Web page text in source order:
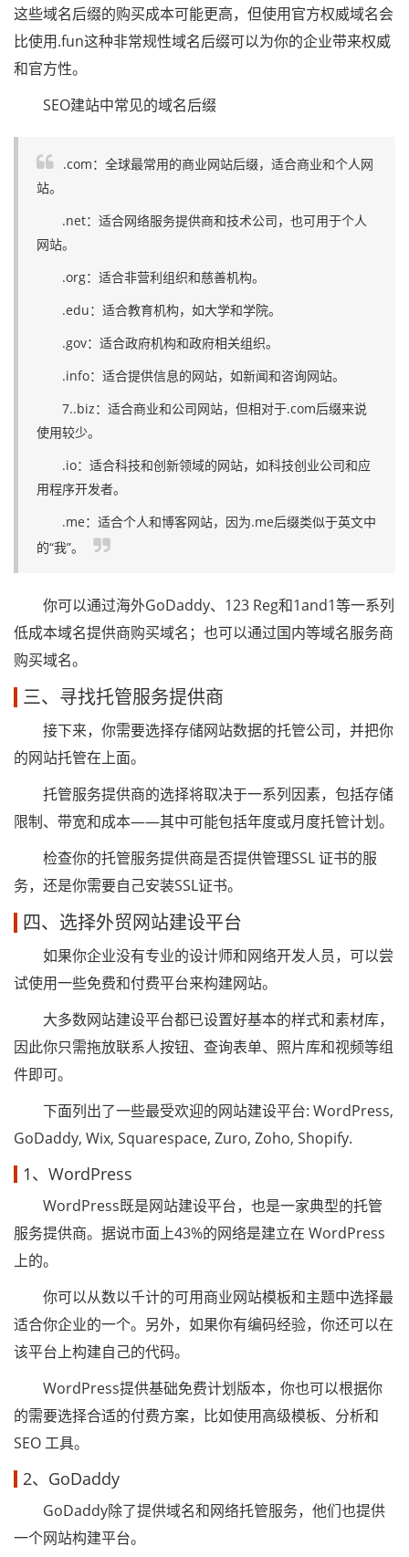
这些域名后缀的购买成本可能更高，但使用官方权威域名会
比使用.fun这种非常规性域名后缀可以为你的企业带来权威
和官方性。
SEO建站中常见的域名后缀
.com：全球最常用的商业网站后缀，适合商业和个人网
站。
.net：适合网络服务提供商和技术公司，也可用于个人
网站。
.org：适合非营利组织和慈善机构。
.edu：适合教育机构，如大学和学院。
.gov：适合政府机构和政府相关组织。
.info：适合提供信息的网站，如新闻和咨询网站。
7..biz：适合商业和公司网站，但相对于.com后缀来说
使用较少。
.io：适合科技和创新领域的网站，如科技创业公司和应
用程序开发者。
.me：适合个人和博客网站，因为.me后缀类似于英文中
的“我”。
你可以通过海外GoDaddy、123 Reg和1and1等一系列
低成本域名提供商购买域名；也可以通过国内等域名服务商
购买域名。
三、寻找托管服务提供商
接下来，你需要选择存储网站数据的托管公司，并把你
的网站托管在上面。
托管服务提供商的选择将取决于一系列因素，包括存储
限制、带宽和成本——其中可能包括年度或月度托管计划。
检查你的托管服务提供商是否提供管理SSL 证书的服
务，还是你需要自己安装SSL证书。
四、选择外贸网站建设平台
如果你企业没有专业的设计师和网络开发人员，可以尝
试使用一些免费和付费平台来构建网站。
大多数网站建设平台都已设置好基本的样式和素材库，
因此你只需拖放联系人按钮、查询表单、照片库和视频等组
件即可。
下面列出了一些最受欢迎的网站建设平台: WordPress,
GoDaddy, Wix, Squarespace, Zuro, Zoho, Shopify.
1、WordPress
WordPress既是网站建设平台，也是一家典型的托管
服务提供商。据说市面上43%的网络是建立在 WordPress
上的。
你可以从数以千计的可用商业网站模板和主题中选择最
适合你企业的一个。另外，如果你有编码经验，你还可以在
该平台上构建自己的代码。
WordPress提供基础免费计划版本，你也可以根据你
的需要选择合适的付费方案，比如使用高级模板、分析和
SEO 工具。
2、GoDaddy
GoDaddy除了提供域名和网络托管服务，他们也提供
一个网站构建平台。